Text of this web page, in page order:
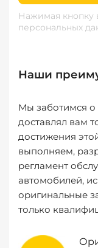
Нажимая кнопку
персональных
Наши
Мы заботимся о
доставлял вам
достижения
выполняем,
регламент
автомобилей,
оригинальные
только